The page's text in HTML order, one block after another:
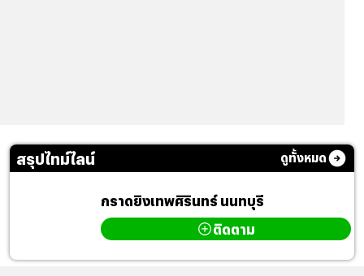
สรุปไทม์ไลน์ ดูทั้งหมด
กราดยิงเทพศิรินทร์ นนทบุรี
ติดตาม